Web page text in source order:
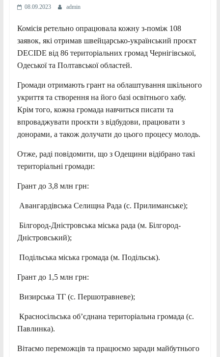
08.09.2023 admin
Комісія ретельно опрацювала кожну з-поміж 108
заявок, які отримав швейцарсько-український проєкт
DECIDE від 86 територіальних громад Чернігівської,
Одеської та Полтавської областей.
Громади отримають грант на облаштування шкільного
укриття та створення на його базі освітнього хабу.
Крім того, кожна громада навчиться писати та
впроваджувати проєкти з відбудови, працювати з
донорами, а також долучати до цього процесу молодь.
Отже, раді повідомити, що з Одещини відібрано такі
територіальні громади:
Грант до 3,8 млн грн:
Авангардівська Селищна Рада (с. Прилиманське);
Білгород-Дністровська міська рада (м. Білгород-
Дністровський);
Подільська міська громада (м. Подільськ).
Грант до 1,5 млн грн:
Визирська ТГ (с. Першотравневе);
Красносільська об’єднана територіальна громада (с.
Павлинка).
Вітаємо переможців та працюємо заради майбутнього